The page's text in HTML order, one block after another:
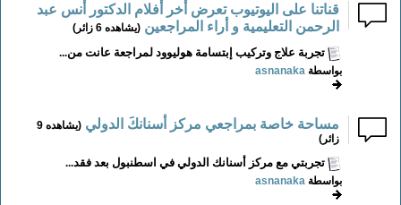
قناتنا على اليوتيوب تعرض أخر أفلام الدكتور أنس عبد
الرحمن التعليمية و أراء المراجعين
(يشاهده 6 زائر)
تجربة علاج وتركيب إبتسامة هوليوود لمراجعة عانت من...
بواسطةasnanaka
مساحة خاصة بمراجعي مركز أسنانكَ الدولي
(يشاهده 9
زائر)
تجربتي مع مركز أسنانك الدولي في اسطنبول بعد فقد...
بواسطةasnanaka